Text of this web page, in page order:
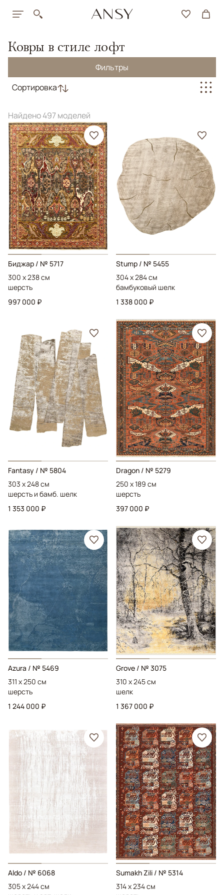
Ковры в стиле лофт
Фильтры
Сортировка
Найдено 497 моделей
Биджар / № 5717
300 x 238 см
шерсть
997 000 ₽
Stump / № 5455
304 x 284 см
бамбуковый шелк
1 338 000 ₽
Fantasy / № 5804
303 x 248 см
шерсть и бамб. шелк
1 353 000 ₽
Dragon / № 5279
250 x 189 см
шерсть
397 000 ₽
Azura / № 5469
311 x 250 см
шерсть
1 244 000 ₽
Grove / № 3075
310 x 245 см
шелк
1 367 000 ₽
Aldo / № 6068
305 x 244 см
Sumakh Zili / № 5314
314 x 234 см